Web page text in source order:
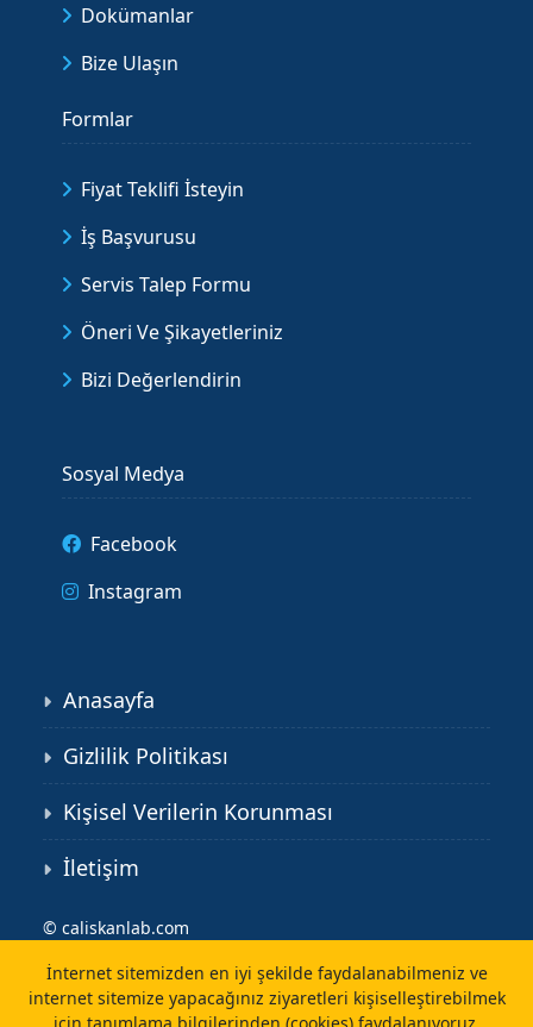
Dokümanlar
Bize Ulaşın
Formlar
Fiyat Teklifi İsteyin
İş Başvurusu
Servis Talep Formu
Öneri Ve Şikayetleriniz
Bizi Değerlendirin
Sosyal Medya
Facebook
Instagram
Anasayfa
Gizlilik Politikası
Kişisel Verilerin Korunması
İletişim
© caliskanlab.com
İnternet sitemizden en iyi şekilde faydalanabilmeniz ve
internet sitemize yapacağınız ziyaretleri kişiselleştirebilmek